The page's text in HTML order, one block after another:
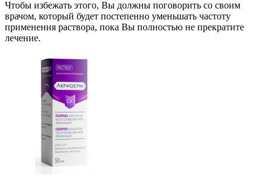
Чтобы избежать этого, Вы должны поговорить со своим
врачом, который будет постепенно уменьшать частоту
применения раствора, пока Вы полностью не прекратите
лечение.